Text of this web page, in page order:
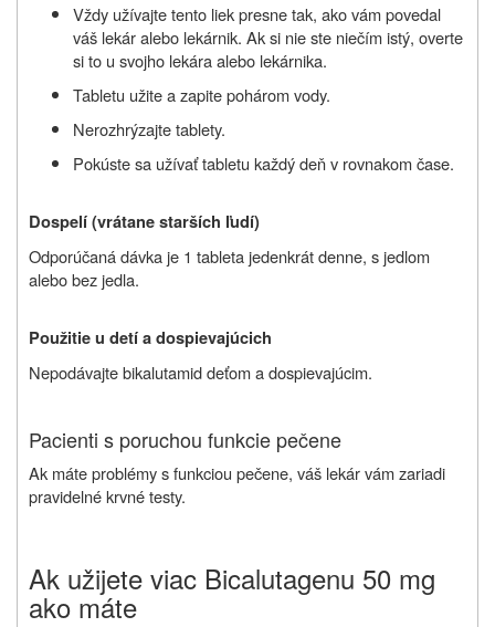
Vždy užívajte tento liek presne tak, ako vám povedal
váš lekár alebo lekárnik. Ak si nie ste niečím istý, overte
si to u svojho lekára alebo lekárnika.
Tabletu užite a zapite pohárom vody.
Nerozhrýzajte tablety.
Pokúste sa užívať tabletu každý deň v rovnakom čase.
Dospelí (vrátane starších ľudí)
Odporúčaná dávka je 1 tableta jedenkrát denne, s jedlom
alebo bez jedla.
Použitie u detí a dospievajúcich
Nepodávajte bikalutamid deťom a dospievajúcim.
Pacienti s poruchou funkcie pečene
Ak máte problémy s funkciou pečene, váš lekár vám zariadi
pravidelné krvné testy.
Ak užijete viac Bicalutagenu 50 mg
ako máte